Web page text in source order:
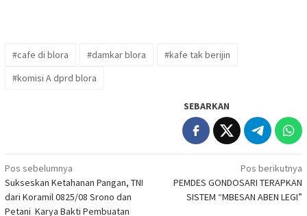
#cafe di blora #damkar blora
#kafe tak berijin
#komisi A dprd blora
SEBARKAN
Navigasi
pos
Pos sebelumnya
Sukseskan Ketahanan Pangan, TNI
dari Koramil 0825/08 Srono dan
Petani Karya Bakti Pembuatan
Pos berikutnya
PEMDES GONDOSARI TERAPKAN
SISTEM “MBESAN ABEN LEGI”